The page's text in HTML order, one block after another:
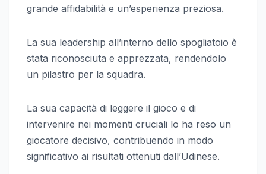
grande affidabilità e un’esperienza preziosa.
La sua leadership all’interno dello spogliatoio è
stata riconosciuta e apprezzata, rendendolo
un pilastro per la squadra.
La sua capacità di leggere il gioco e di
intervenire nei momenti cruciali lo ha reso un
giocatore decisivo, contribuendo in modo
significativo ai risultati ottenuti dall’Udinese.